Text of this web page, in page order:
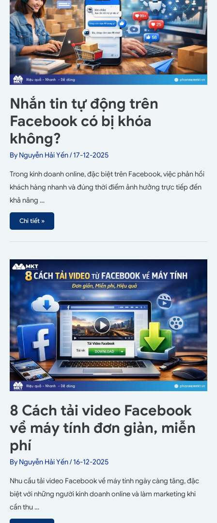
Nhắn tin tự động trên
Facebook có bị khóa
không?
ByNguyễn Hải Yến/17-12-2025
Trong kinh doanh online, đặc biệt trên Facebook, việc phản hồi
khách hàng nhanh và đúng thời điểm ảnh hưởng trực tiếp đến
khả năng …
Chi tiết »
8 Cách tải video Facebook
về máy tính đơn giản, miễn
phí
ByNguyễn Hải Yến/16-12-2025
Nhu cầu tải video Facebook về máy tính ngày càng tăng, đặc
biệt với những người kinh doanh online và làm marketing khi
cần thu …